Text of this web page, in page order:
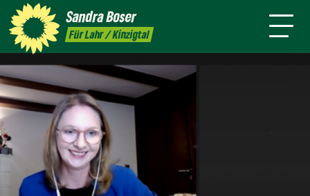
SandraBoser
Für Lahr / Kinzigtal
Presse Kontakt Termine
mich